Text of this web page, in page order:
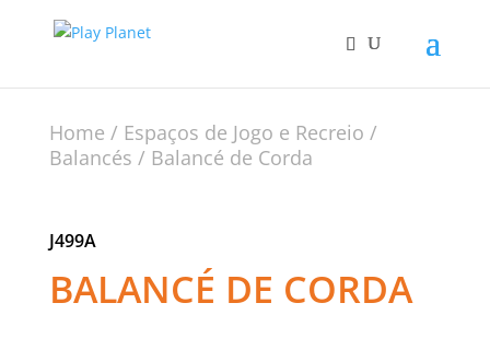
Home / Espaços de Jogo e Recreio /
Balancés / Balancé de Corda
J499A
BALANCÉ DE CORDA